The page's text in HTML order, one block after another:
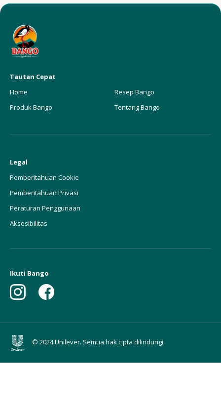
Tautan Cepat
Home
Produk Bango
Resep Bango
Tentang Bango
Legal
Pemberitahuan Cookie
Pemberitahuan Privasi
Peraturan Penggunaan
Aksesibilitas
Ikuti Bango
© 2024 Unilever. Semua hak cipta dilindungi